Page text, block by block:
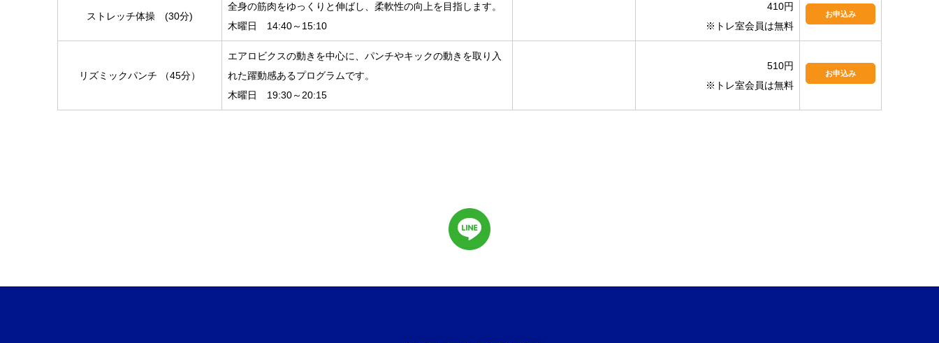
ストレッチ体操 (30分)
全身の筋肉をゆっくりと伸ばし、柔軟性の向上を目指します。
木曜日 14:40～15:10
410円
※トレ室会員は無料
お申込み
リズミックパンチ （45分）
エアロビクスの動きを中心に、パンチやキックの動きを取り入
れた躍動感あるプログラムです。
木曜日 19:30～20:15
510円
※トレ室会員は無料
お申込み